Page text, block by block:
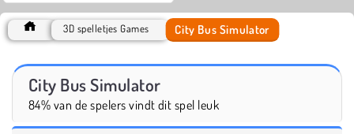
3D spelletjes Games City Bus Simulator
City Bus Simulator
84% van de spelers vindt dit spel leuk